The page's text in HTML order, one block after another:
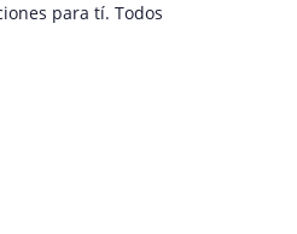
para tí. Todos